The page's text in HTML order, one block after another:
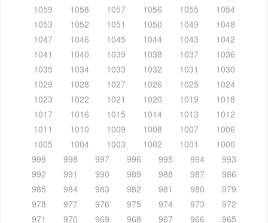
1059
1058 1057 1056 1055
1054
1053
1052 1051 1050 1049
1048
1047
1046 1045 1044 1043
1042
1041
1040 1039 1038 1037
1036
1035
1034 1033 1032 1031
1030
1029
1028 1027 1026 1025
1024
1023
1022 1021 1020 1019
1018
1017
1016 1015 1014 1013
1012
1011
1010 1009 1008 1007
1006
1005
1004 1003 1002 1001
1000
999
998 997 996 995 994
993
992
991 990 989 988 987
986
985
984 983 982 981 980
979
978
977 976 975 974 973
972
971
970 969 968 967 966 965